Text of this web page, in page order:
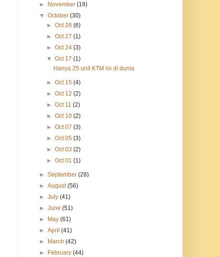
► November(19)
▼October(30)
► Oct 28 (6)
► Oct 27 (1)
► Oct 24 (3)
▼ Oct 17 (1)
Hanya 25 unit KTM ini di dunia
► Oct 15 (4)
► Oct 12 (2)
► Oct 11 (2)
► Oct 10 (2)
► Oct 07 (3)
► Oct 05 (3)
► Oct 03 (2)
► Oct 01 (1)
►September(28)
►August(56)
►July(41)
►June(51)
► May(61)
►April(41)
► March(42)
► February(44)